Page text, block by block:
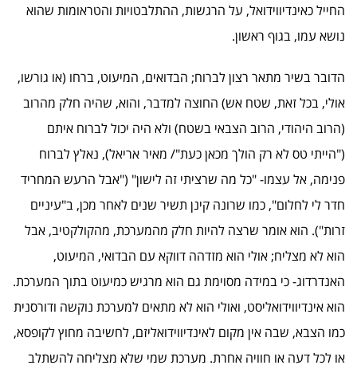
החייל כאינדיווידואל, על הרגשות, ההתלבטויות והטראומות שהוא
נושא עמו, בגוף ראשון.
הדובר בשיר מתאר רצון לברוח; הבדואים, המיעוט, ברחו (או גורשו,
אולי, בכל זאת, שטח אש) החוצה למדבר, והוא, שהיה חלק מהרוב
(הרוב היהודי, הרוב הצבאי בשטח) ולא היה יכול לברוח איתם
("הייתי טס לא רק הולך מכאן כעת"/ מאיר אריאל), נאלץ לברוח
פנימה, אל עצמו- "כל מה שרציתי זה לישון" ("אבל הרעש המחריד
חדר לי לחלום", כמו שרונה קינן תשיר שנים לאחר מכן, ב"עיניים
זרות"). הוא אומר שרצה להיות חלק מהמערכת, מהקולקטיב, אבל
הוא לא מצליח; אולי הוא מזדהה דווקא עם הבדואי, המיעוט,
האנדרדוג- כי במידה מסוימת גם הוא מרגיש כמיעוט בתוך המערכת.
הוא אינדיווידואליסט, ואולי הוא לא מתאים למערכת נוקשה ודורסנית
כמו הצבא, שבה אין מקום לאינדיווידואליזם, לחשיבה מחוץ לקופסא,
או לכל דעה או חוויה אחרת. מערכת שמי שלא מצליחה להשתלב